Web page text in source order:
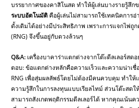
บรรยากาศของคาสิโนสด ทำให้ผู้เล่นบางรายรู้สึก
ระบบอัตโนมัติ คือผู้เล่นไม่สามารถใช้เทคนิคการ
ดั้งเดิมได้อย่างมีประสิทธิภาพ เพราะการแจกไพ่ถู
(RNG) จึงขึ้นอยู่กับดวงล้วนๆ
Q&A: เครื่องบาคาร่าแตกต่างจากโต๊ะดีลเลอร์สดอ
ตอบ: ข้อแตกต่างหลักคือความเร็วและความน่าเชื่
RNG เพื่อสุ่มผลลัพธ์โดยไม่ต้องมีคนควบคุม ทำให้
ความรู้สึกในการลงทุนแบบเรียลไทม์ ส่วนโต๊ะสด
สามารถสังเกตพฤติกรรมดีลเลอร์ได้ หากคุณเน้นค